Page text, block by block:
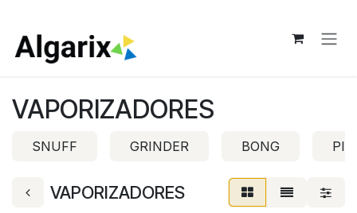
VAPORIZADORES
SNUFF GRINDER BONG
VAPORIZADORES